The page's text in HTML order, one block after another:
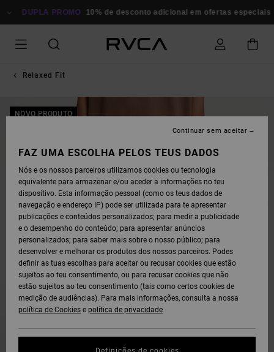
PARA DUPLA PROMO 10% de desconto adicional em ofertas especiais
Relaxed Fit
NOVO PRODUTO
FAZ UMA ESCOLHA PELOS TEUS DADOS
Nós e os nossos parceiros utilizamos cookies ou tecnologia
equivalente para armazenar e/ou aceder a informações no teu
dispositivo. Esta informação pessoal (como os teus dados de
navegação e endereço IP) pode ser utilizada para te apresentar
publicações e conteúdos personalizados; para medir a publicidade
e o desempenho do conteúdo; para apresentar anúncios
personalizados; para saber mais sobre o nosso público; para
desenvolver e melhorar os produtos dos nossos parceiros. Podes
definir as tuas escolhas para aceitar ou recusar cookies que estão
sujeitos ao teu consentimento, ou para recusar cookies que não
estão sujeitos ao teu consentimento (tais como certos cookies de
medição de audiências). Para mais informações, consulta a nossa
política de Cookies e política de privacidade
Continuar sem aceitar